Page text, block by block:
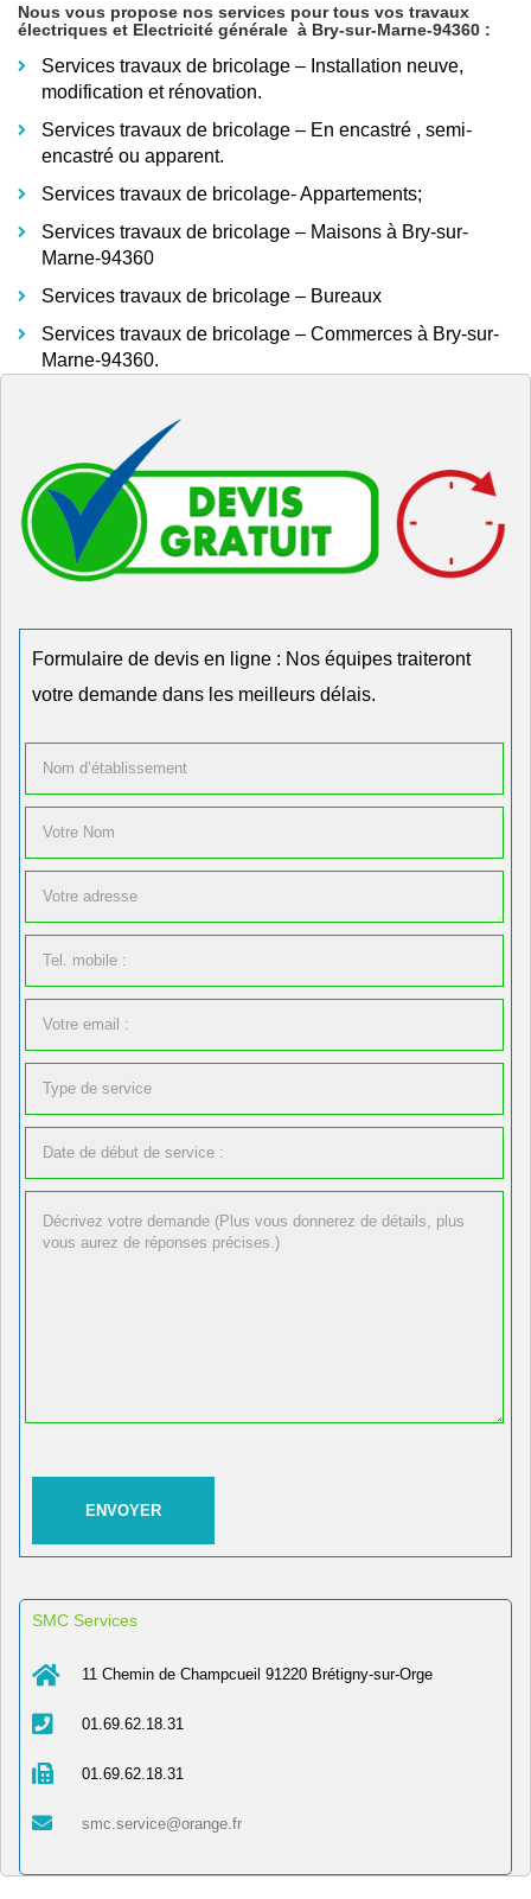
Nous vous propose nos services pour tous vos travaux
électriques et Electricité générale à Bry-sur-Marne-94360 :
Services travaux de bricolage – Installation neuve,
modification et rénovation.
Services travaux de bricolage – En encastré , semi-
encastré ou apparent.
Services travaux de bricolage- Appartements;
Services travaux de bricolage – Maisons à Bry-sur-
Marne-94360
Services travaux de bricolage – Bureaux
Services travaux de bricolage – Commerces à Bry-sur-
Marne-94360.
Formulaire de devis en ligne : Nos équipes traiteront
votre demande dans les meilleurs délais.
SMC Services
11 Chemin de Champcueil 91220 Brétigny-sur-Orge
01.69.62.18.31
01.69.62.18.31
smc.service@orange.fr